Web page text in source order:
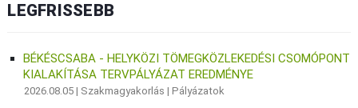
LEGFRISSEBB
BÉKÉSCSABA - HELYKÖZI TÖMEGKÖZLEKEDÉSI CSOMÓPONT
KIALAKÍTÁSA TERVPÁLYÁZAT EREDMÉNYE
2026.08.05 | Szakmagyakorlás |Pályázatok